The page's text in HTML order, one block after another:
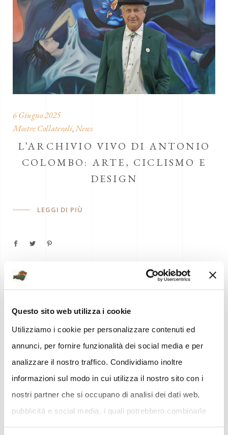
Questo sito web utilizza i cookie
Utilizziamo i cookie per personalizzare contenuti ed
annunci, per fornire funzionalità dei social media e per
analizzare il nostro traffico. Condividiamo inoltre
informazioni sul modo in cui utilizza il nostro sito con i
nostri partner che si occupano di analisi dei dati web,
pubblicità e social media, i quali potrebbero combinarle
con altre informazioni che ha fornito loro o che hanno
6 Giugno 2025
Mostre Collaterali,News
L’ARCHIVIO VIVO DI ANTONIO
COLOMBO: ARTE, CICLISMO E
DESIGN
LEGGI DI PIÙ